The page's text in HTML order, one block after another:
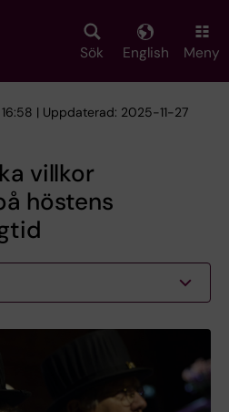
Sök English Meny
| Uppdaterad: 2025-11-27
villkor
höstens